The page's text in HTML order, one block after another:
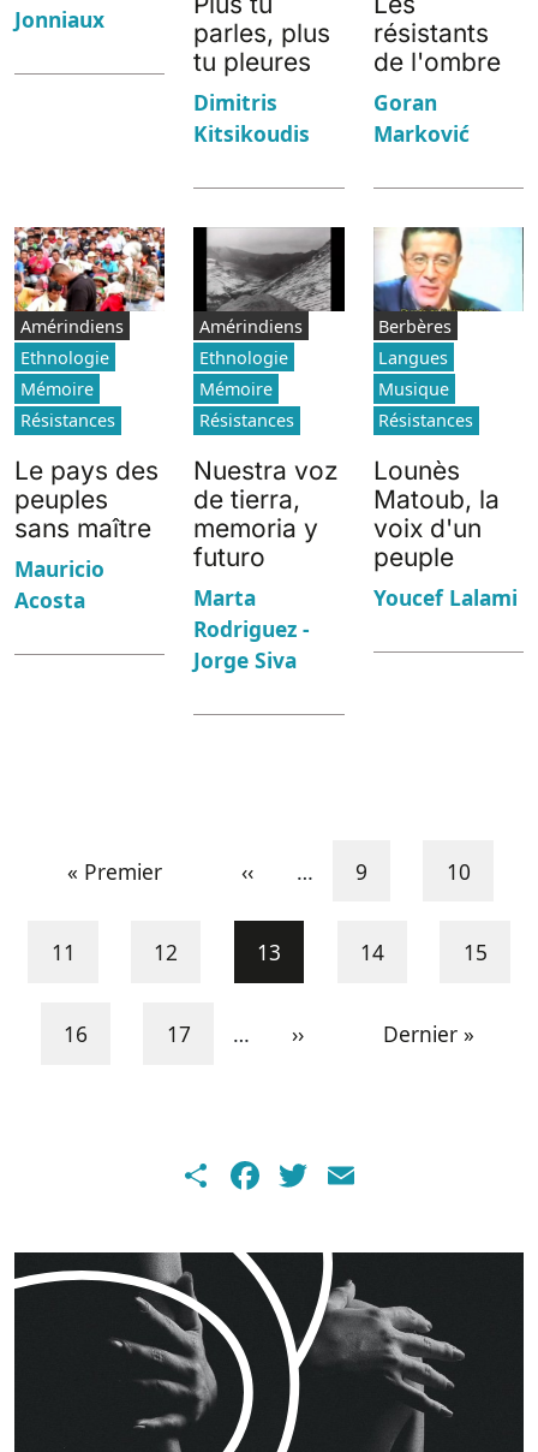
Jonniaux
parles, plus
tu pleures
Dimitris
Kitsikoudis
résistants
de l'ombre
Goran
Marković
Amérindiens
Ethnologie
Mémoire
Résistances
Le pays des
peuples
sans maître
Mauricio
Acosta
Amérindiens
Ethnologie
Mémoire
Résistances
Nuestra voz
de tierra,
memoria y
futuro
Marta
Rodriguez -
Jorge Siva
Berbères
Langues
Musique
Résistances
Lounès
Matoub, la
voix d'un
peuple
Youcef Lalami
First page
« Premier Previous page
‹‹ … Page
9 Page
10
Page
11 Page
12 Current page
13 Page
14 Page
15
Page
16 Page
17 … Next page
›› Last page
Dernier »
ShareFacebook
Twitter